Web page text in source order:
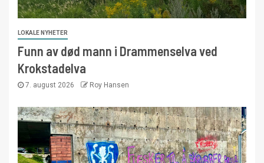
LOKALE NYHETER
Funn av død mann i Drammenselva ved
Krokstadelva
7. august 2026 Roy Hansen